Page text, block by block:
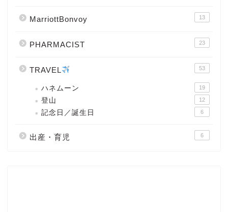
MarriottBonvoy 13
PHARMACIST 23
TRAVEL 53
ハネムーン 19
登山 12
記念日／誕生日 6
出産・育児 6